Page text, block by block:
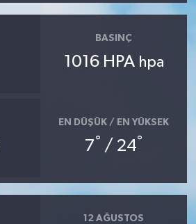
BASINÇ
1016 HPA hpa
EN DÜŞÜK / EN YÜKSEK
7° / 24°
12 AĞUSTOS